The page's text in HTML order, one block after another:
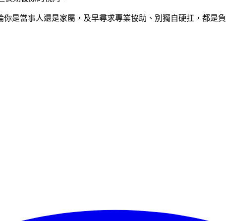
你是當事人還是家屬，及早尋求專業協助、別獨自硬扛，都